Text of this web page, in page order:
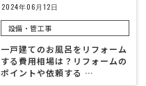
2024年06月12日
設備・管工事
一戸建てのお風呂をリフォーム
する費用相場は？リフォームの
ポイントや依頼する …